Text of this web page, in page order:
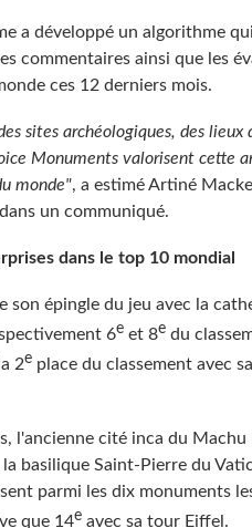
a développé un algorithme
commentaires ainsi que les
ces 12 derniers mois.
sites archéologiques, des
Monuments valorisent cette
monde", a estimé Artiné
un communiqué.
dans le top 10 mondial
son épingle du jeu avec la
6eet 8edu
2eplace du classement avec
l'ancienne cité inca du
la basilique Saint-Pierre du
parmi les dix monuments
que 14eavec sa tour Eiffel.